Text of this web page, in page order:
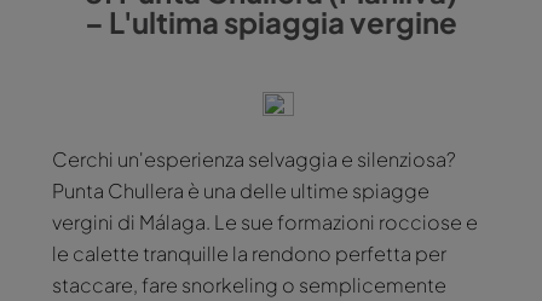
– L'ultima spiaggia vergine
Cerchi un'esperienza selvaggia e silenziosa?
Punta Chullera è una delle ultime spiagge
vergini di Málaga. Le sue formazioni rocciose e
le calette tranquille la rendono perfetta per
staccare, fare snorkeling o semplicemente